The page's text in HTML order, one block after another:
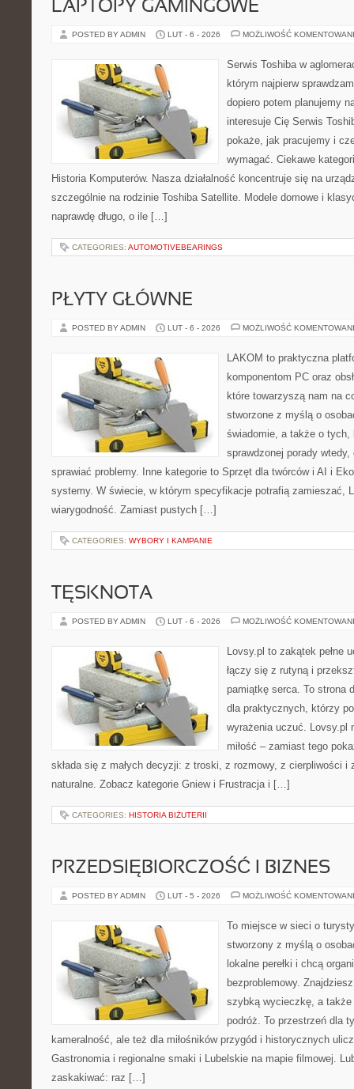
LAPTOPY GAMINGOWE
POSTED BY ADMIN LUT - 6 - 2026 MOŻLIWOŚĆ
Serwis Toshiba w
którym najpierw
dopiero potem planujemy
interesuje Cię Serwis
pokaże, jak pracujemy i
wymagać. Ciekawe
Historia Komputerów. Nasza działalność koncentruje się na
szczególnie na rodzinie Toshiba Satellite. Modele domowe i
naprawdę długo, o ile […]
CATEGORIES: AUTOMOTIVEBEARINGS
PŁYTY GŁÓWNE
POSTED BY ADMIN LUT - 6 - 2026 MOŻLIWOŚĆ
LAKOM to praktyczna
komponentom PC oraz
które towarzyszą nam na
stworzone z myślą o
świadomie, a także o tych,
sprawdzonej porady
sprawiać problemy. Inne kategorie to Sprzęt dla twórców i AI i
systemy. W świecie, w którym specyfikacje potrafią zamieszać,
wiarygodność. Zamiast pustych […]
CATEGORIES: WYBORY I KAMPANIE
TĘSKNOTA
POSTED BY ADMIN LUT - 6 - 2026 MOŻLIWOŚĆ
Lovsy.pl to zakątek pełne
łączy się z rutyną i
pamiątkę serca. To strona
dla praktycznych, którzy
wyrażenia uczuć. Lovsy.pl
miłość – zamiast tego
składa się z małych decyzji: z troski, z rozmowy, z cierpliwości i
naturalne. Zobacz kategorie Gniew i Frustracja i […]
CATEGORIES: HISTORIA BIŻUTERII
PRZEDSIĘBIORCZOŚĆ I BIZNES
POSTED BY ADMIN LUT - 5 - 2026 MOŻLIWOŚĆ
To miejsce w sieci o
stworzony z myślą o
lokalne perełki i chcą
bezproblemowy.
szybką wycieczkę, a także
podróż. To przestrzeń dla
kameralność, ale też dla miłośników przygód i historycznych
Gastronomia i regionalne smaki i Lubelskie na mapie filmowej.
zaskakiwać: raz […]